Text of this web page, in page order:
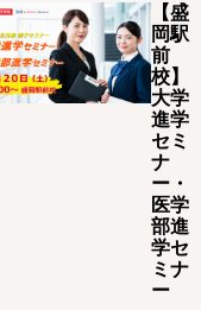
【盛
岡駅
前
校】
大学
進学
セミ
ナ
ー・
医学
部進
学セ
ミナ
ー